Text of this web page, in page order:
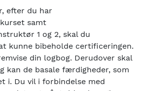
efter du har
samt
1 og 2, skal du
kunne bibeholde certificeringen.
din logbog. Derudover skal
kan de basale færdigheder, som
i. Du vil i forbindelse med